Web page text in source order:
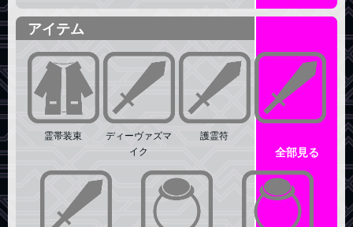
アイテム
全部見る
霊帯装束
ディーヴァズマ
イク
護霊符